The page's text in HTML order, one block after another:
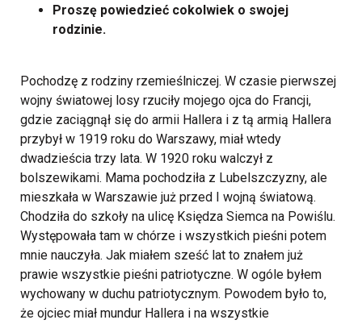
Proszę powiedzieć cokolwiek o swojej
rodzinie.
Pochodzę z rodziny rzemieślniczej. W czasie pierwszej
wojny światowej losy rzuciły mojego ojca do Francji,
gdzie zaciągnął się do armii Hallera i z tą armią Hallera
przybył w 1919 roku do Warszawy, miał wtedy
dwadzieścia trzy lata. W 1920 roku walczył z
bolszewikami. Mama pochodziła z Lubelszczyzny, ale
mieszkała w Warszawie już przed I wojną światową.
Chodziła do szkoły na ulicę Księdza Siemca na Powiślu.
Występowała tam w chórze i wszystkich pieśni potem
mnie nauczyła. Jak miałem sześć lat to znałem już
prawie wszystkie pieśni patriotyczne. W ogóle byłem
wychowany w duchu patriotycznym. Powodem było to,
że ojciec miał mundur Hallera i na wszystkie